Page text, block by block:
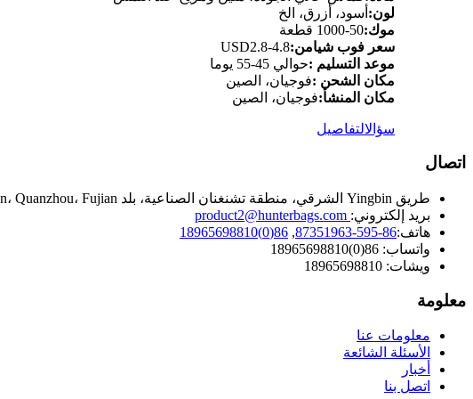
لون: أسود، أزرق، الخ
موك:50-1000 قطعة
سعر فوب شيامن:USD2.8-4.8
موعد التسليم :حوالي 45-55 يوما
مكان الشحن :فوجيان، الصين
مكان المنشأ:فوجيان، الصين
سؤالالتفاصيل
اتصال
طريق Yingbin الشرقي، منطقة تشنغنان الصناعية، بلد Hui'an، Quanzhou، Fujian، الصين.
بريد إلكتروني:
هاتف:86-595-87351963
,
86(0)18965698810
واتساب: 86(0)18965698810
ويشات: 18965698810
معلومة
معلومات عنا
الأسئلة الشائعة
أخبار
اتصل بنا